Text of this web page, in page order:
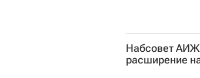
Набсовет
расширение